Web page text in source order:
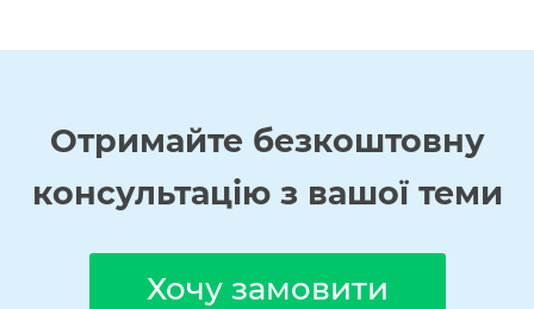
Отримайте безкоштовну
консультацію з вашої теми
Хочу замовити